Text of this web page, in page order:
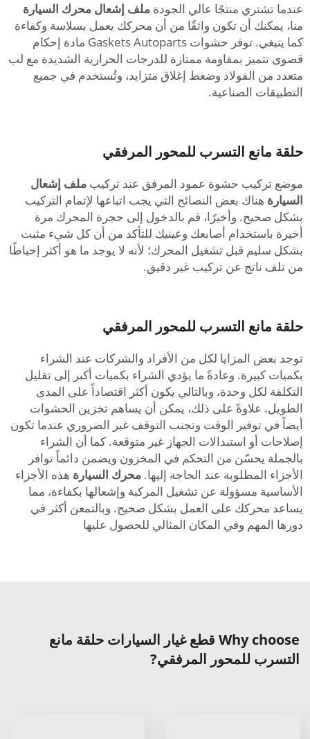
عندما تشتري منتجًا عالي الجودة ملف إشعال محرك السيارة
منا، يمكنك أن تكون واثقًا من أن محركك يعمل بسلاسة وكفاءة
كما ينبغي. توفر حشوات Gaskets Autoparts مادة إحكام
قصوى تتميز بمقاومة ممتازة للدرجات الحرارية الشديدة مع لب
متعدد من الفولاذ وضغط إغلاق متزايد، وتُستخدم في جميع
التطبيقات الصناعية.
حلقة مانع التسرب للمحور المرفقي
موضع تركيب حشوة عمود المرفق عند تركيب ملف إشعال
السيارة هناك بعض النصائح التي يجب اتباعها لإتمام التركيب
بشكل صحيح. وأخيرًا، قم بالدخول إلى حجرة المحرك مرة
أخيرة باستخدام أصابعك وعينيك للتأكد من أن كل شيء مثبت
بشكل سليم قبل تشغيل المحرك؛ لأنه لا يوجد ما هو أكثر إحباطًا
من تلف ناتج عن تركيب غير دقيق.
حلقة مانع التسرب للمحور المرفقي
توجد بعض المزايا لكل من الأفراد والشركات عند الشراء
بكميات كبيرة. وعادةً ما يؤدي الشراء بكميات أكبر إلى تقليل
التكلفة لكل وحدة، وبالتالي يكون أكثر اقتصاداً على المدى
الطويل. علاوةً على ذلك، يمكن أن يساهم تخزين الحشوات
أيضاً في توفير الوقت وتجنب التوقف غير الضروري عندما تكون
إصلاحات أو استبدالات الجهاز غير متوقعة. كما أن الشراء
بالجملة يحسّن من التحكم في المخزون ويضمن دائماً توافر
الأجزاء المطلوبة عند الحاجة إليها. محرك السيارة هذه الأجزاء
الأساسية مسؤولة عن تشغيل المركبة وإشعالها بكفاءة، مما
يساعد محركك على العمل بشكل صحيح. وبالتمعن أكثر في
دورها المهم وفي المكان المثالي للحصول عليها
Why choose قطع غيار السيارات حلقة مانع
التسرب للمحور المرفقي?